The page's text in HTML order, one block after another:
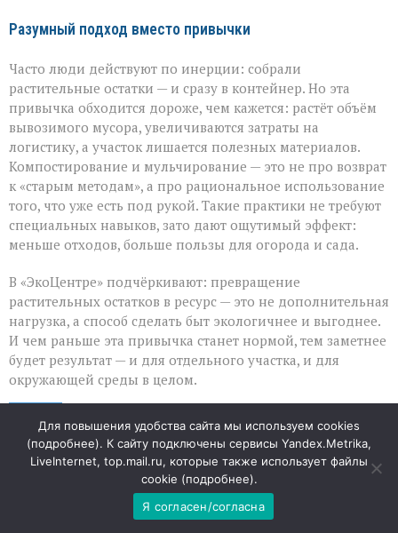
Разумный подход вместо привычки
Часто люди действуют по инерции: собрали
растительные остатки — и сразу в контейнер. Но эта
привычка обходится дороже, чем кажется: растёт объём
вывозимого мусора, увеличиваются затраты на
логистику, а участок лишается полезных материалов.
Компостирование и мульчирование — это не про возврат
к «старым методам», а про рациональное использование
того, что уже есть под рукой. Такие практики не требуют
специальных навыков, зато дают ощутимый эффект:
меньше отходов, больше пользы для огорода и сада.
В «ЭкоЦентре» подчёркивают: превращение
растительных остатков в ресурс — это не дополнительная
нагрузка, а способ сделать быт экологичнее и выгоднее.
И чем раньше эта привычка станет нормой, тем заметнее
будет результат — и для отдельного участка, и для
окружающей среды в целом.
06
АВГ
Мобильный интернет: когда
Для повышения удобства сайта мы используем cookies
(подробнее). К сайту подключены сервисы Yandex.Metrika,
LiveInternet, top.mail.ru, которые также использует файлы
cookie (подробнее).
Я согласен/согласна